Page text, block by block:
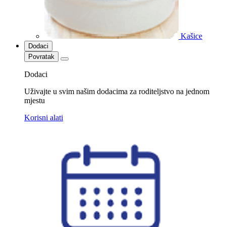
Kašice
Dodaci
Povratak
Dodaci
Uživajte u svim našim dodacima za roditeljstvo na jednom
mjestu
Korisni alati